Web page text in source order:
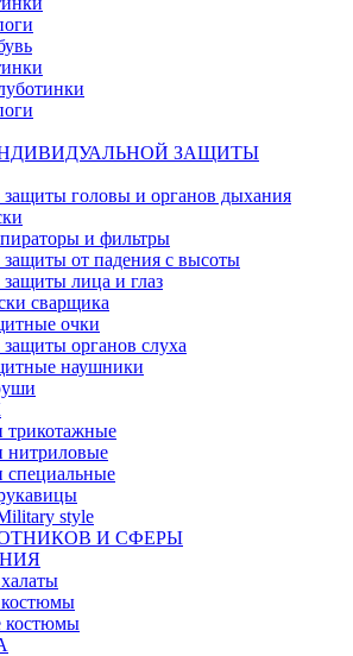
ЗАЩИТЫ
защиты головы и органов дыхания
и фильтры
защиты от падения с высоты
защиты лица и глаз
сварщика
очки
защиты органов слуха
наушники
трикотажные
нитриловые
специальные
style
И СФЕРЫ
костюмы